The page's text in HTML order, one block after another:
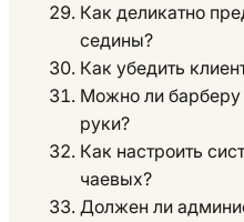
Как деликатно
седины?
Как убедить
Можно ли барберу
руки?
Как настроить
чаевых?
Должен ли